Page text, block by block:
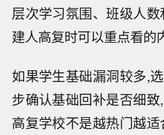
层次学习氛围、班级人
建人高复时可以重点看的
如果学生基础漏洞较多,
步确认基础回补是否细致
高复学校不是越热门越